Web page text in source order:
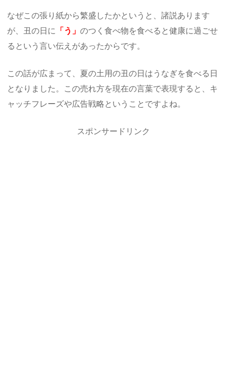
なぜこの張り紙から繁盛したかというと、諸説あります
が、丑の日に
「う」のつく食べ物を食べると健康に過ごせ
るという言い伝えがあったからです。
この話が広まって、夏の土用の丑の日はうなぎを食べる日
となりました。この売れ方を現在の言葉で表現すると、キ
ャッチフレーズや広告戦略ということですよね。
スポンサードリンク